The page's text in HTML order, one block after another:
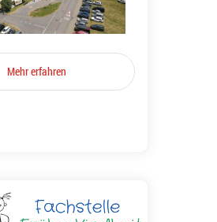
Mehr erfahren